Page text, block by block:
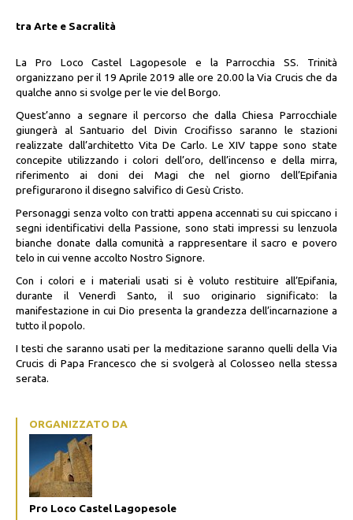
tra Arte e Sacralità
La Pro Loco Castel Lagopesole e la Parrocchia SS. Trinità
organizzano per il 19 Aprile 2019 alle ore 20.00 la Via Crucis che da
qualche anno si svolge per le vie del Borgo.
Quest’anno a segnare il percorso che dalla Chiesa Parrocchiale
giungerà al Santuario del Divin Crocifisso saranno le stazioni
realizzate dall’architetto Vita De Carlo. Le XIV tappe sono state
concepite utilizzando i colori dell’oro, dell’incenso e della mirra,
riferimento ai doni dei Magi che nel giorno dell’Epifania
prefigurarono il disegno salvifico di Gesù Cristo.
Personaggi senza volto con tratti appena accennati su cui spiccano i
segni identificativi della Passione, sono stati impressi su lenzuola
bianche donate dalla comunità a rappresentare il sacro e povero
telo in cui venne accolto Nostro Signore.
Con i colori e i materiali usati si è voluto restituire all’Epifania,
durante il Venerdì Santo, il suo originario significato: la
manifestazione in cui Dio presenta la grandezza dell’incarnazione a
tutto il popolo.
I testi che saranno usati per la meditazione saranno quelli della Via
Crucis di Papa Francesco che si svolgerà al Colosseo nella stessa
serata.
ORGANIZZATO DA
Pro Loco Castel Lagopesole